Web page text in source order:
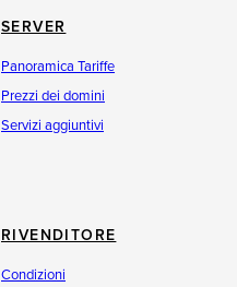
SERVER
Panoramica Tariffe
Prezzi dei domini
Servizi aggiuntivi
RIVENDITORE
Condizioni